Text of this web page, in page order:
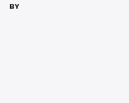
memperkirakan seberapa
BY